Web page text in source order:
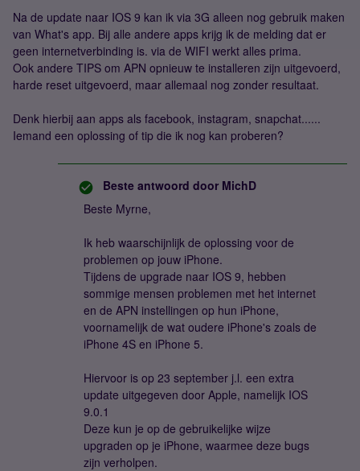
Na de update naar IOS 9 kan ik via 3G alleen nog gebruik maken
van What's app. Bij alle andere apps krijg ik de melding dat er
geen internetverbinding is. via de WIFI werkt alles prima.
Ook andere TIPS om APN opnieuw te installeren zijn uitgevoerd,
harde reset uitgevoerd, maar allemaal nog zonder resultaat.
Denk hierbij aan apps als facebook, instagram, snapchat......
Iemand een oplossing of tip die ik nog kan proberen?
Beste antwoord door MichD
Beste Myrne,
Ik heb waarschijnlijk de oplossing voor de
problemen op jouw iPhone.
Tijdens de upgrade naar IOS 9, hebben
sommige mensen problemen met het internet
en de APN instellingen op hun iPhone,
voornamelijk de wat oudere iPhone's zoals de
iPhone 4S en iPhone 5.
Hiervoor is op 23 september j.l. een extra
update uitgegeven door Apple, namelijk IOS
9.0.1
Deze kun je op de gebruikelijke wijze
upgraden op je iPhone, waarmee deze bugs
zijn verholpen.